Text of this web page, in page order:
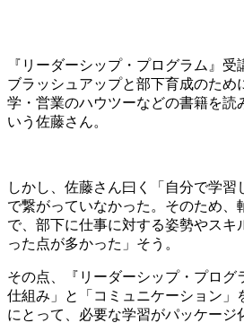
『リーダーシップ・プログラム』
ブラッシュアップと部下育成のため
学・営業のハウツーなどの書籍を読
いう佐藤さん。
しかし、佐藤さん曰く「自分で学習
で繋がっていなかった。そのため、
で、部下に仕事に対する姿勢やスキ
った点が多かった」そう。
その点、『リーダーシップ・プログ
仕組み」と「コミュニケーション」
にとって、必要な学習がパッケージ